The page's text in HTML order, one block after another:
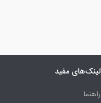
لینک‌های مفید
راهنما